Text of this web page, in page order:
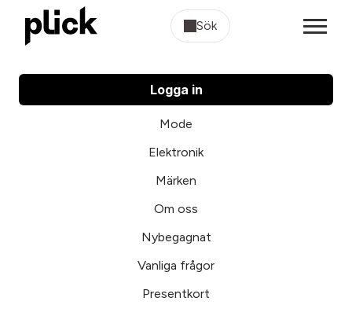
Sök
Logga in
Mode
Elektronik
Märken
Om oss
Nybegagnat
Vanliga frågor
Presentkort